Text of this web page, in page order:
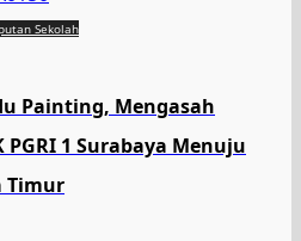
Sekolah
Painting, Mengasah
1 Surabaya Menuju
Timur